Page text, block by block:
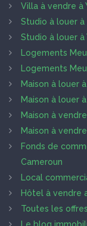
Villa à vendre à
Studio à louer à
Studio à louer à
Logements
Logements
Maison à louer
Maison à louer
Maison à
Maison à
Fonds de
Cameroun
Local
Hôtel à vendre
Toutes les